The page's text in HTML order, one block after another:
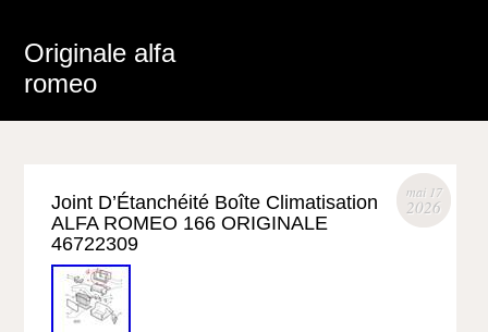
Originale alfa
romeo
mai 17
2026
Joint D’Étanchéité Boîte Climatisation
ALFA ROMEO 166 ORIGINALE
46722309